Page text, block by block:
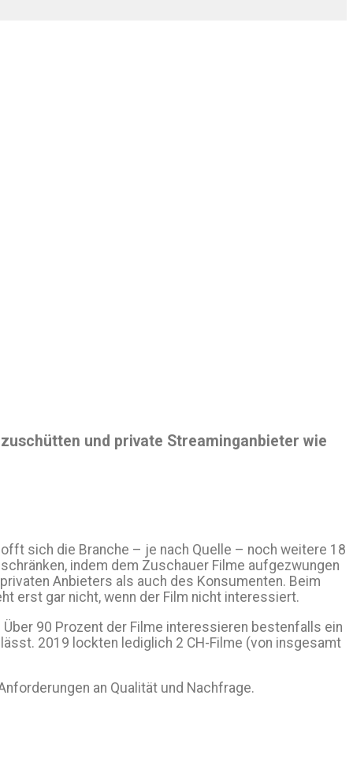
und private Streaminganbieter wie
sich die Branche – je nach Quelle – noch weitere 18
indem dem Zuschauer Filme aufgezwungen
Anbieters als auch des Konsumenten. Beim
erst gar nicht, wenn der Film nicht interessiert.
90 Prozent der Filme interessieren bestenfalls ein
2019 lockten lediglich 2 CH-Filme (von insgesamt
an Qualität und Nachfrage.